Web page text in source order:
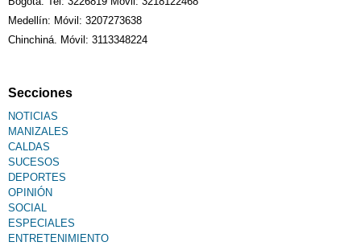
Medellín: Móvil: 3207273638
Chinchiná. Móvil: 3113348224
Secciones
NOTICIAS
MANIZALES
CALDAS
SUCESOS
DEPORTES
OPINIÓN
SOCIAL
ESPECIALES
ENTRETENIMIENTO